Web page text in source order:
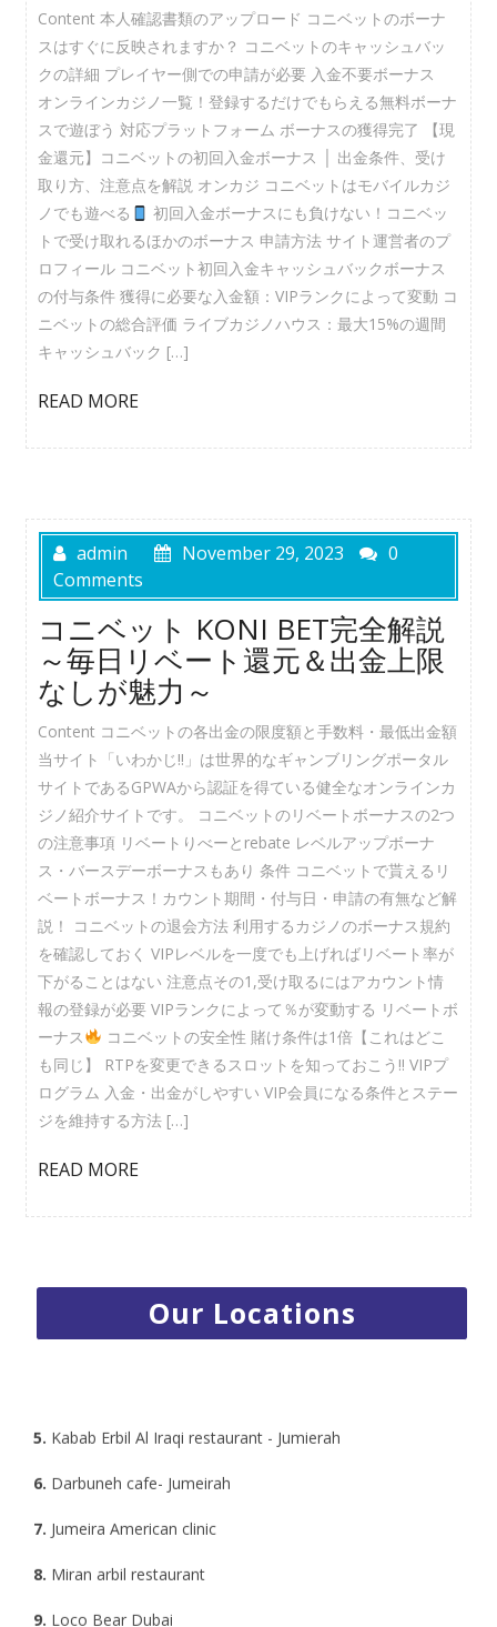
Content 本人確認書類のアップロード コニベットのボーナ
スはすぐに反映されますか？ コニベットのキャッシュバッ
クの詳細 プレイヤー側での申請が必要 入金不要ボーナス
オンラインカジノ一覧！登録するだけでもらえる無料ボーナ
スで遊ぼう 対応プラットフォーム ボーナスの獲得完了 【現
金還元】コニベットの初回入金ボーナス │ 出金条件、受け
取り方、注意点を解説 オンカジ コニベットはモバイルカジ
ノでも遊べる
初回入金ボーナスにも負けない！コニベッ
トで受け取れるほかのボーナス 申請方法 サイト運営者のプ
ロフィール コニベット初回入金キャッシュバックボーナス
の付与条件 獲得に必要な入金額：VIPランクによって変動 コ
ニベットの総合評価 ライブカジノハウス：最大15%の週間
キャッシュバック […]
READ MORE
admin November 29, 2023
0
Comments
コニベット KONI BET完全解説
～毎日リベート還元＆出金上限
なしが魅力～
Content コニベットの各出金の限度額と手数料・最低出金額
当サイト「いわかじ!!」は世界的なギャンブリングポータル
サイトであるGPWAから認証を得ている健全なオンラインカ
ジノ紹介サイトです。 コニベットのリベートボーナスの2つ
の注意事項 リベートりべーとrebate レベルアップボーナ
ス・バースデーボーナスもあり 条件 コニベットで貰えるリ
ベートボーナス！カウント期間・付与日・申請の有無など解
説！ コニベットの退会方法 利用するカジノのボーナス規約
を確認しておく VIPレベルを一度でも上げればリベート率が
下がることはない 注意点その1,受け取るにはアカウント情
報の登録が必要 VIPランクによって％が変動する リベートボ
ーナス
コニベットの安全性 賭け条件は1倍【これはどこ
も同じ】 RTPを変更できるスロットを知っておこう!! VIPプ
ログラム 入金・出金がしやすい VIP会員になる条件とステー
ジを維持する方法 […]
READ MORE
Our Locations
Emirates Park Zoo - Abu Dhabi